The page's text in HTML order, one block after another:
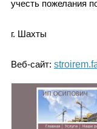
учесть пожелания
г. Шахты
Веб-сайт: